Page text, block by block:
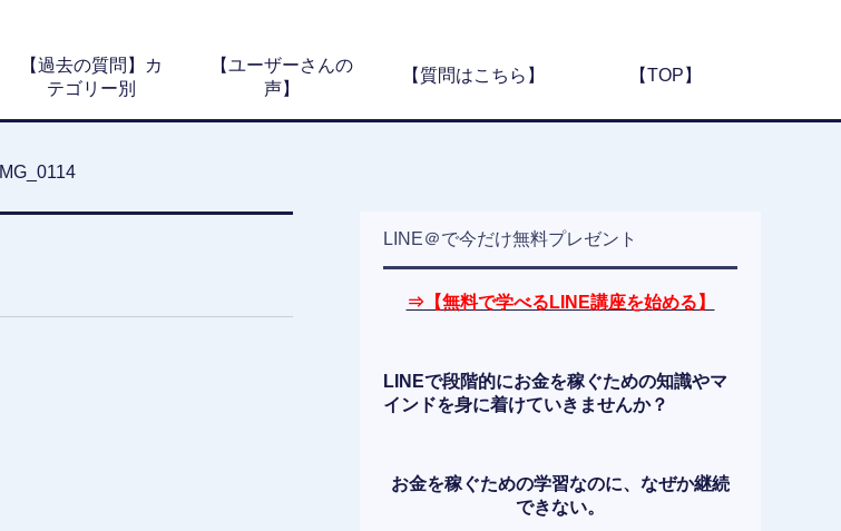
【過去の質問】カ
テゴリー別
【ユーザーさんの
声】
【質問はこちら】 【TOP】
IMG_0114
LINE＠で今だけ無料プレゼント
⇒【無料で学べるLINE講座を始める】
LINEで段階的にお金を稼ぐための知識やマ
インドを身に着けていきませんか？
お金を稼ぐための学習なのに、なぜか継続
できない。